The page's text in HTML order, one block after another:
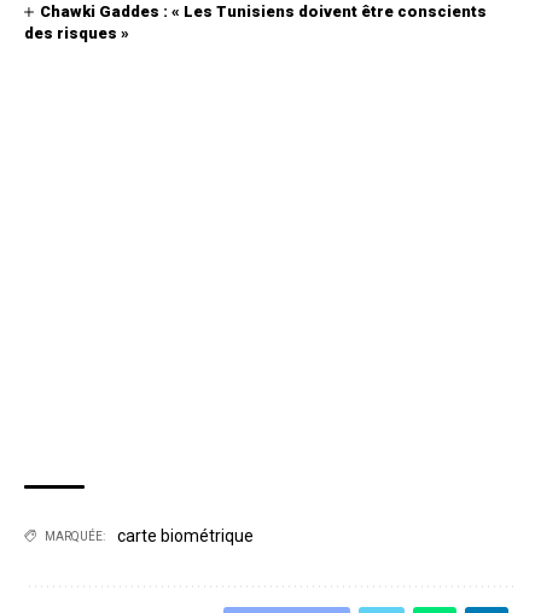
Chawki Gaddes : « Les Tunisiens doivent être conscients
des risques »
MARQUÉE: carte biométrique